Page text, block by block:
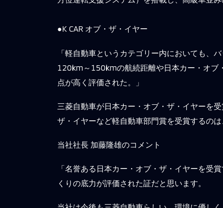
●K CAR オブ・ザ・イヤー
「軽自動車というカテゴリー内においても、
120km～150kmの航続距離や日本カー・オブ
点が高く評価された。」
三菱自動車が日本カー・オブ・ザ・イヤーを
ザ・イヤーなど軽自動車部門賞を受賞するの
当社社長 加藤隆雄のコメント
「名誉ある日本カー・オブ・ザ・イヤーを受
くりの底力が評価された証だと思います。